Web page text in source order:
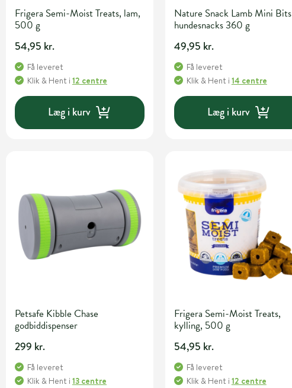
Frigera Semi-Moist Treats, lam,
500 g
54,95 kr.
Få leveret
Klik & Hent i 12 centre
Læg i kurv
Nature Snack Lamb Mini Bits
hundesnacks 360 g
49,95 kr.
Få leveret
Klik & Hent i 14 centre
Læg i kurv
Petsafe Kibble Chase
godbiddispenser
299 kr.
Få leveret
Klik & Hent i 13 centre
Frigera Semi-Moist Treats,
kylling, 500 g
54,95 kr.
Få leveret
Klik & Hent i 12 centre